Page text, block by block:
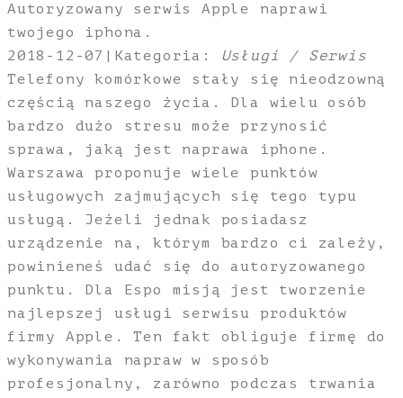
Autoryzowany serwis Apple naprawi
twojego iphona.
2018-12-07 | Kategoria: Usługi / Serwis
Telefony komórkowe stały się nieodzowną
częścią naszego życia. Dla wielu osób
bardzo dużo stresu może przynosić
sprawa, jaką jest naprawa iphone.
Warszawa proponuje wiele punktów
usługowych zajmujących się tego typu
usługą. Jeżeli jednak posiadasz
urządzenie na, którym bardzo ci zależy,
powinieneś udać się do autoryzowanego
punktu. Dla Espo misją jest tworzenie
najlepszej usługi serwisu produktów
firmy Apple. Ten fakt obliguje firmę do
wykonywania napraw w sposób
profesjonalny, zarówno podczas trwania